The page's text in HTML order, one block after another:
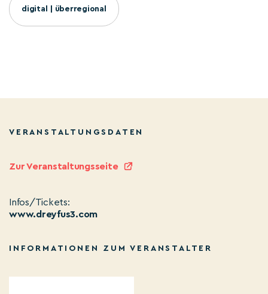
digital | überregional
VERANSTALTUNGSDATEN
Zur Veranstaltungsseite
Infos/Tickets:
www.dreyfus3.com
INFORMATIONEN ZUM VERANSTALTER